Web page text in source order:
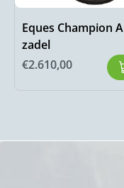
Eques Champion A
zadel
€2.610,00